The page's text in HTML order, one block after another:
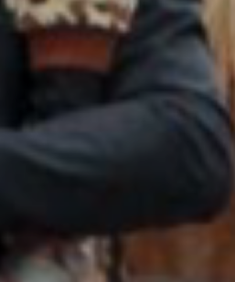
SATIRA